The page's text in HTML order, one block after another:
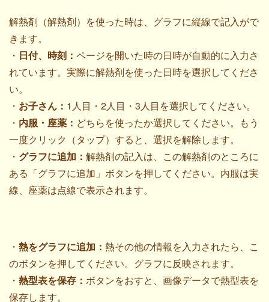
解熱剤（解熱剤）を使った時は、グラフに縦線で記入がで
きます。
・ 日付、時刻： ページを開いた時の日時が自動的に入力さ
れています。実際に解熱剤を使った日時を選択してくださ
い。
・ お子さん： 1人目・2人目・3人目を選択してください。
・ 内服・座薬： どちらを使ったか選択してください。もう
一度クリック（タップ）すると、選択を解除します。
・ グラフに追加： 解熱剤の記入は、この解熱剤のところに
ある「グラフに追加」ボタンを押してください。内服は実
線、座薬は点線で表示されます。
・ 熱をグラフに追加： 熱その他の情報を入力されたら、こ
のボタンを押してください。グラフに反映されます。
・ 熱型表を保存： ボタンをおすと、画像データで熱型表を
保存します。